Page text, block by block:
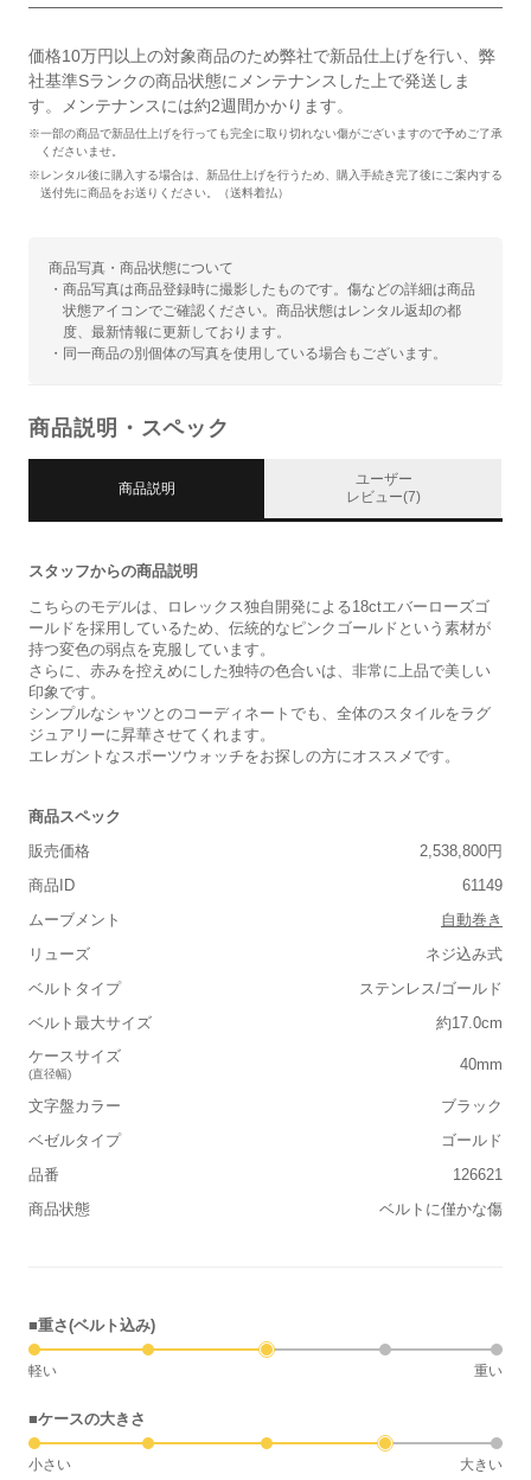
価格10万円以上の対象商品のため弊社で新品仕上げを行い、弊
社基準Sランクの商品状態にメンテナンスした上で発送しま
す。メンテナンスには約2週間かかります。
※一部の商品で新品仕上げを行っても完全に取り切れない傷がございますので予めご了承
くださいませ。
※レンタル後に購入する場合は、新品仕上げを行うため、購入手続き完了後にご案内する
送付先に商品をお送りください。（送料着払）
商品写真・商品状態について
・商品写真は商品登録時に撮影したものです。傷などの詳細は商品
状態アイコンでご確認ください。商品状態はレンタル返却の都
度、最新情報に更新しております。
・同一商品の別個体の写真を使用している場合もございます。
商品説明・スペック
商品説明
ユーザー
レビュー(7)
スタッフからの商品説明
こちらのモデルは、ロレックス独自開発による18ctエバーローズゴ
ールドを採用しているため、伝統的なピンクゴールドという素材が
持つ変色の弱点を克服しています。
さらに、赤みを控えめにした独特の色合いは、非常に上品で美しい
印象です。
シンプルなシャツとのコーディネートでも、全体のスタイルをラグ
ジュアリーに昇華させてくれます。
エレガントなスポーツウォッチをお探しの方にオススメです。
商品スペック
販売価格
2,538,800円
商品ID
61149
ムーブメント
自動巻き
リューズ
ネジ込み式
ベルトタイプ
ステンレス/ゴールド
ベルト最大サイズ
約17.0cm
ケースサイズ
(直径幅)
40mm
文字盤カラー
ブラック
ベゼルタイプ
ゴールド
品番
126621
商品状態
ベルトに僅かな傷
■重さ(ベルト込み)
軽い 重い
■ケースの大きさ
小さい 大きい